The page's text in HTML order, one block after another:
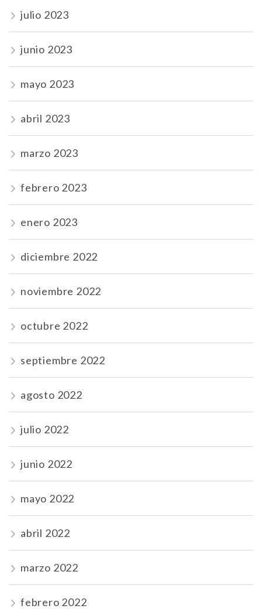
julio 2023
junio 2023
mayo 2023
abril 2023
marzo 2023
febrero 2023
enero 2023
diciembre 2022
noviembre 2022
octubre 2022
septiembre 2022
agosto 2022
julio 2022
junio 2022
mayo 2022
abril 2022
marzo 2022
febrero 2022